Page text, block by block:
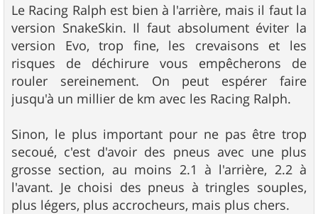
s
s
a
g
e
Le Racing Ralph est bien à l'arrière, mais il faut la
version SnakeSkin. Il faut absolument éviter la
version Evo, trop fine, les crevaisons et les
risques de déchirure vous empêcherons de
rouler sereinement. On peut espérer faire
jusqu'à un millier de km avec les Racing Ralph.
Sinon, le plus important pour ne pas être trop
secoué, c'est d'avoir des pneus avec une plus
grosse section, au moins 2.1 à l'arrière, 2.2 à
l'avant. Je choisi des pneus à tringles souples,
plus légers, plus accrocheurs, mais plus chers.